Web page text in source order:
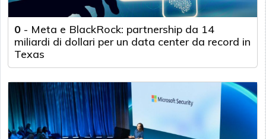
0 - Meta e BlackRock: partnership da 14
miliardi di dollari per un data center da record in
Texas